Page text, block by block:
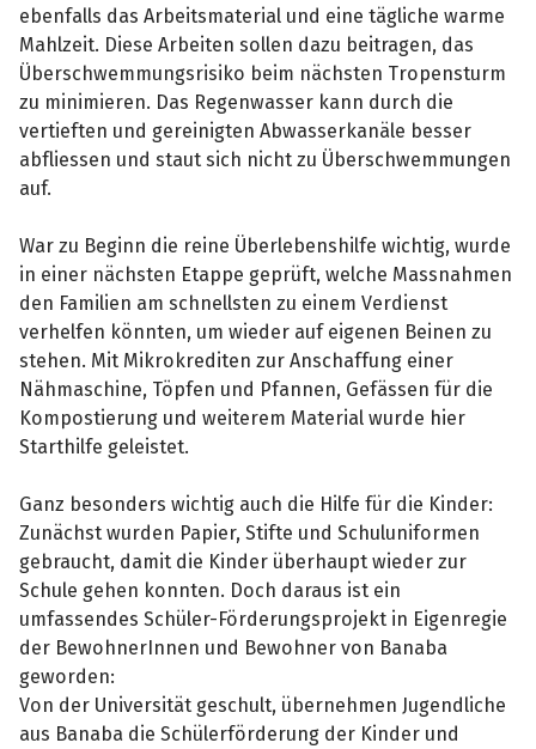
ebenfalls das Arbeitsmaterial und eine tägliche warme
Mahlzeit. Diese Arbeiten sollen dazu beitragen, das
Überschwemmungsrisiko beim nächsten Tropensturm
zu minimieren. Das Regenwasser kann durch die
vertieften und gereinigten Abwasserkanäle besser
abfliessen und staut sich nicht zu Überschwemmungen
auf.
War zu Beginn die reine Überlebenshilfe wichtig, wurde
in einer nächsten Etappe geprüft, welche Massnahmen
den Familien am schnellsten zu einem Verdienst
verhelfen könnten, um wieder auf eigenen Beinen zu
stehen. Mit Mikrokrediten zur Anschaffung einer
Nähmaschine, Töpfen und Pfannen, Gefässen für die
Kompostierung und weiterem Material wurde hier
Starthilfe geleistet.
Ganz besonders wichtig auch die Hilfe für die Kinder:
Zunächst wurden Papier, Stifte und Schuluniformen
gebraucht, damit die Kinder überhaupt wieder zur
Schule gehen konnten. Doch daraus ist ein
umfassendes Schüler-Förderungsprojekt in Eigenregie
der BewohnerInnen und Bewohner von Banaba
geworden:
Von der Universität geschult, übernehmen Jugendliche
aus Banaba die Schülerförderung der Kinder und